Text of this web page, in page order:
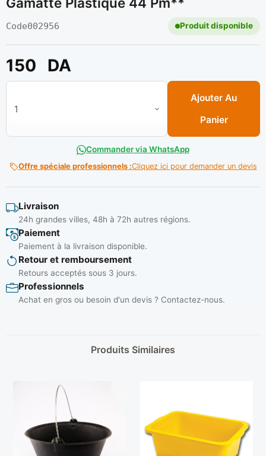
Code002956 Produit disponible
150 DA
quantité de Gamatte plastique 44 pm**
Ajouter Au
Panier
Commander via WhatsApp
Offre spéciale professionnels :Cliquez ici pour demander un devis
Livraison
24h grandes villes, 48h à 72h autres régions.
Paiement
Paiement à la livraison disponible.
Retour et remboursement
Retours acceptés sous 3 jours.
Professionnels
Achat en gros ou besoin d'un devis ? Contactez-nous.
Produits Similaires